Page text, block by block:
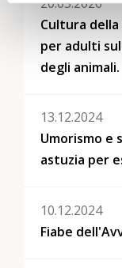
Cultura
per adulti
degli animali.
13.12.2024
Umorismo e
astuzia per
10.12.2024
Fiabe